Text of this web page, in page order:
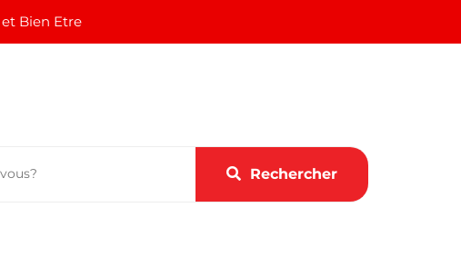
Bien Etre
Rechercher